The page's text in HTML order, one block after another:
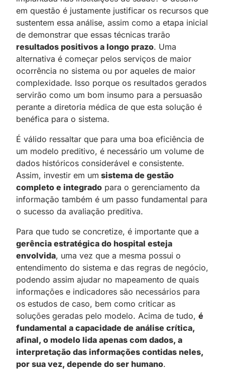
em questão é justamente justificar os recursos que
sustentem essa análise, assim como a etapa inicial
de demonstrar que essas técnicas trarão
resultados positivos a longo prazo. Uma
alternativa é começar pelos serviços de maior
ocorrência no sistema ou por aqueles de maior
complexidade. Isso porque os resultados gerados
servirão como um bom insumo para a persuasão
perante a diretoria médica de que esta solução é
benéfica para o sistema.
É válido ressaltar que para uma boa eficiência de
um modelo preditivo, é necessário um volume de
dados históricos considerável e consistente.
Assim, investir em um sistema de gestão
completo e integrado para o gerenciamento da
informação também é um passo fundamental para
o sucesso da avaliação preditiva.
Para que tudo se concretize, é importante que a
gerência estratégica do hospital esteja
envolvida, uma vez que a mesma possui o
entendimento do sistema e das regras de negócio,
podendo assim ajudar no mapeamento de quais
informações e indicadores são necessários para
os estudos de caso, bem como criticar as
soluções geradas pelo modelo. Acima de tudo, é
fundamental a capacidade de análise crítica,
afinal, o modelo lida apenas com dados, a
interpretação das informações contidas neles,
por sua vez, depende do ser humano.